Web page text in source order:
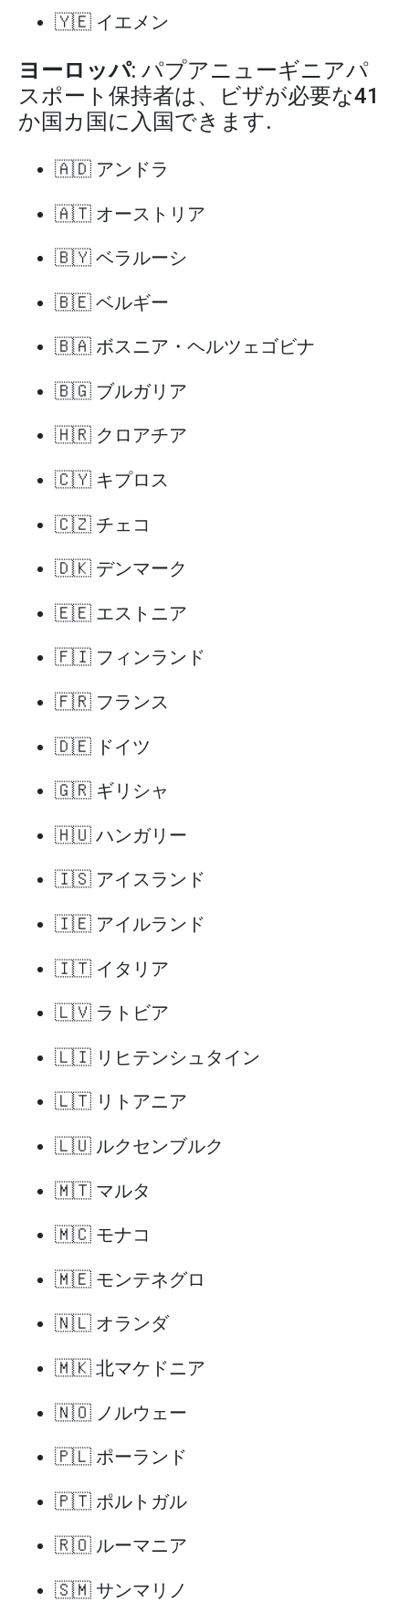
🇾🇪 イエメン
ヨーロッパ: パプアニューギニアパ
スポート保持者は、ビザが必要な41
か国カ国に入国できます.
🇦🇩 アンドラ
🇦🇹 オーストリア
🇧🇾 ベラルーシ
🇧🇪 ベルギー
🇧🇦 ボスニア・ヘルツェゴビナ
🇧🇬 ブルガリア
🇭🇷 クロアチア
🇨🇾 キプロス
🇨🇿 チェコ
🇩🇰 デンマーク
🇪🇪 エストニア
🇫🇮 フィンランド
🇫🇷 フランス
🇩🇪 ドイツ
🇬🇷 ギリシャ
🇭🇺 ハンガリー
🇮🇸 アイスランド
🇮🇪 アイルランド
🇮🇹 イタリア
🇱🇻 ラトビア
🇱🇮 リヒテンシュタイン
🇱🇹 リトアニア
🇱🇺 ルクセンブルク
🇲🇹 マルタ
🇲🇨 モナコ
🇲🇪 モンテネグロ
🇳🇱 オランダ
🇲🇰 北マケドニア
🇳🇴 ノルウェー
🇵🇱 ポーランド
🇵🇹 ポルトガル
🇷🇴 ルーマニア
🇸🇲 サンマリノ